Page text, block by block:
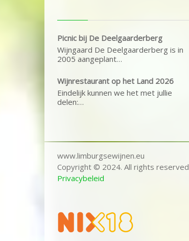
Picnic bij De Deelgaarderberg
Wijngaard De Deelgaarderberg is in
2005 aangeplant…
Wijnrestaurant op het Land 2026
Eindelijk kunnen we het met jullie
delen:…
www.limburgsewijnen.eu
Copyright © 2024. All rights reserved
Privacybeleid